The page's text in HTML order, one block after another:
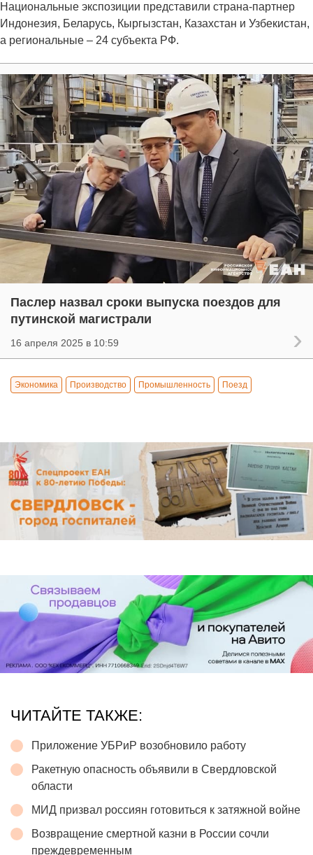
Национальные экспозиции представили страна-партнер
Индонезия, Беларусь, Кыргызстан, Казахстан и Узбекистан,
а региональные – 24 субъекта РФ.
Паслер назвал сроки выпуска поездов для
путинской магистрали
16 апреля 2025 в 10:59
Экономика Производство Промышленность Поезд
ЧИТАЙТЕ ТАКЖЕ:
Приложение УБРиР возобновило работу
Ракетную опасность объявили в Свердловской
области
МИД призвал россиян готовиться к затяжной войне
Возвращение смертной казни в России сочли
преждевременным